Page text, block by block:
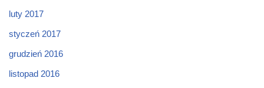
luty 2017
styczeń 2017
grudzień 2016
listopad 2016